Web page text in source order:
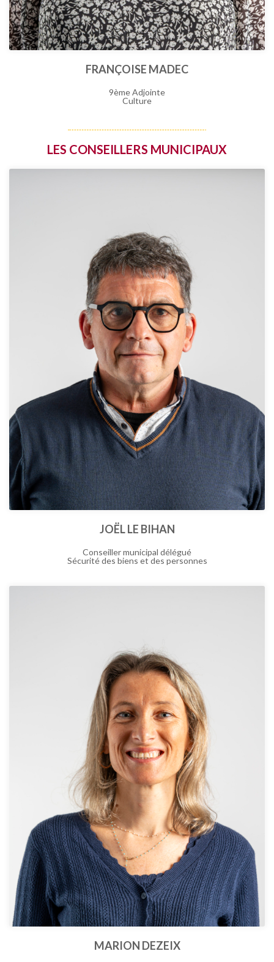
FRANÇOISE MADEC
9ème Adjointe
Culture
LES CONSEILLERS MUNICIPAUX
JOËL LE BIHAN
Conseiller municipal délégué
Sécurité des biens et des personnes
MARION DEZEIX